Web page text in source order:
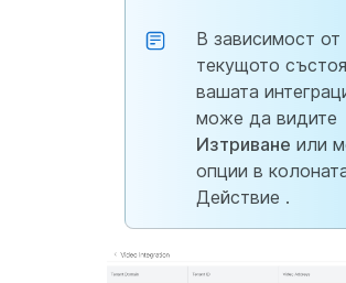
В зависимост от
текущото
вашата
може да видите
Изтриване или
опции в
Действие .